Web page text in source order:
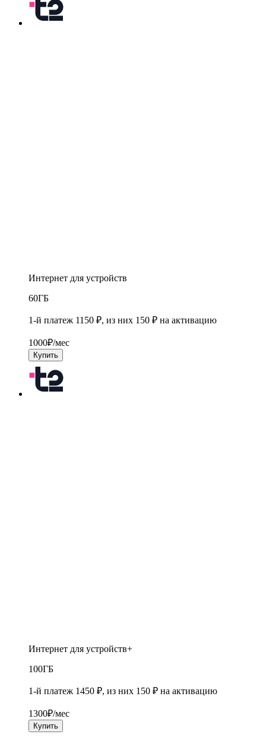
Интернет для устройств
60ГБ
1-й платеж 1150 ₽, из них 150 ₽ на активацию
1000₽/мес
Купить
Интернет для устройств+
100ГБ
1-й платеж 1450 ₽, из них 150 ₽ на активацию
1300₽/мес
Купить